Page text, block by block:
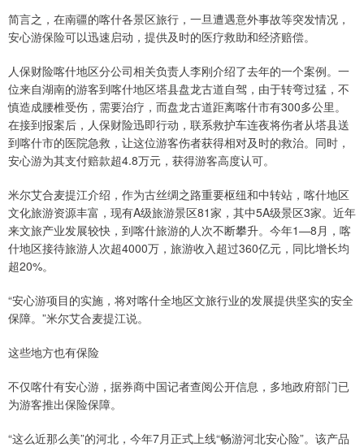
简言之，在南疆的喀什各景区旅行，一旦遭遇意外事故等突发情况，
安心游保险可以迅速启动，提供及时的医疗救助和经济赔偿。
人保财险喀什地区分公司相关负责人李刚介绍了去年的一个案例。一
位来自湖南的游客到喀什地区塔县盘龙古道自驾，由于转弯过猛，不
慎造成腰椎受伤，需要治疗，而盘龙古道距离喀什市有300多公里。
在接到报案后，人保财险迅即行动，联系救护车连夜将伤者从塔县送
到喀什市的医院急救，让这位游客伤者获得相对及时的救治。同时，
安心游为其支付赔款超4.8万元，获得游客高度认可。
米尔艾合麦提江介绍，作为古丝绸之路重要枢纽和中转站，喀什地区
文化旅游资源丰富，现有A级旅游景区81家，其中5A级景区3家。近年
来文旅产业发展较快，到喀什旅游的人次不断攀升。今年1—8月，喀
什地区接待旅游人次超4000万，旅游收入超过360亿元，同比增长均
超20%。
“安心游项目的实施，将对喀什全地区文旅行业的发展提供坚实的安全
保障。”米尔艾合麦提江说。
这些地方也有保险
不仅喀什有安心游，据券商中国记者查阅公开信息，多地政府部门已
为游客推出保险保障。
“这么近那么美”的河北，今年7月正式上线“畅游河北安心险”。该产品